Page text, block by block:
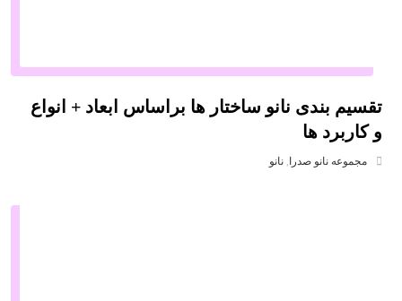
تقسیم بندی نانو ساختار ها براساس ابعاد + انواع
و کاربرد ها
مجموعه نانو صدرا ,نانو